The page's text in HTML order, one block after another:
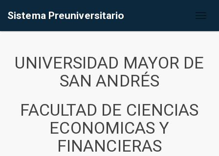
Sistema Preuniversitario
UNIVERSIDAD MAYOR DE
SAN ANDRÉS
FACULTAD DE CIENCIAS
ECONOMICAS Y
FINANCIERAS